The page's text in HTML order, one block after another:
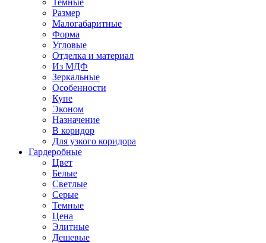
Темные
Размер
Малогабаритные
Форма
Угловые
Отделка и материал
Из МДФ
Зеркальные
Особенности
Купе
Эконом
Назначение
В коридор
Для узкого коридора
Гардеробные
Цвет
Белые
Светлые
Серые
Темные
Цена
Элитные
Дешевые